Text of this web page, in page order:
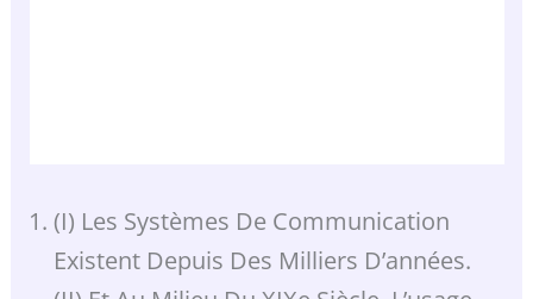
(I) Les Systèmes De Communication
Existent Depuis Des Milliers D’années.